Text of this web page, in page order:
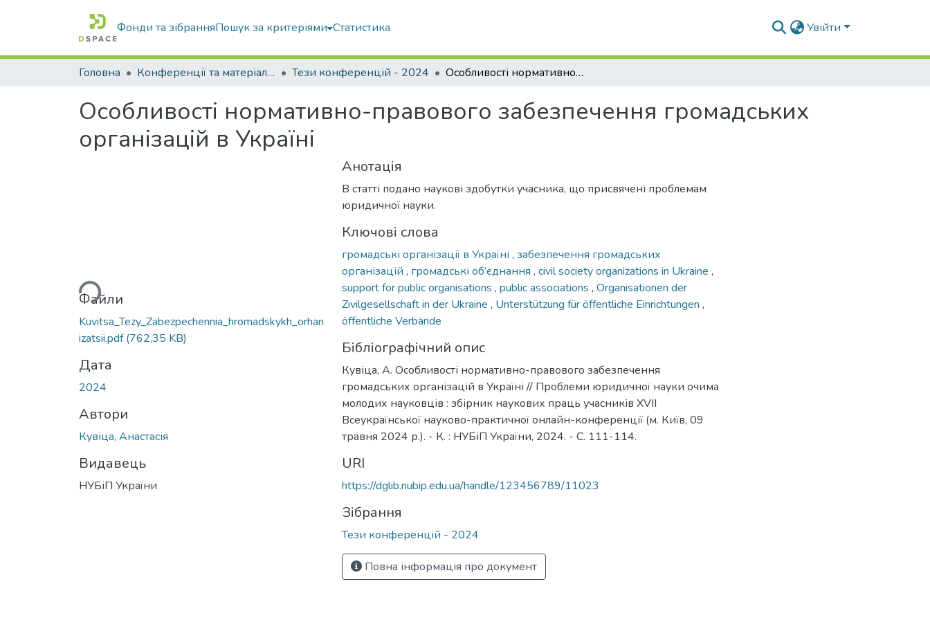
Фонди та зібранняПошук за критеріями Статистика Увійти
Головна Конференції та матеріали конференцій Тези конференцій - 2024 Особливості нормативно-правового забезпечення громадських організацій в Україні
Особливості нормативно-правового забезпечення громадських
організацій в Україні
Вантажиться...
Файли
Kuvitsa_Tezy_Zabezpechennia_hromadskykh_orhan
izatsii.pdf(762,35 KB)
Дата
2024
Автори
Кувіца, Анастасія
Видавець
НУБіП України
Анотація
В статті подано наукові здобутки учасника, що присвячені проблемам
юридичної науки.
Ключові слова
громадські організації в Україні , забезпечення громадських
організацій , громадські об’єднання , civil society organizations in Ukraine ,
support for public organisations , public associations , Organisationen der
Zivilgesellschaft in der Ukraine , Unterstützung für öffentliche Einrichtungen ,
öffentliche Verbände
Бібліографічний опис
Кувіца, А. Особливості нормативно-правового забезпечення
громадських організацій в Україні // Проблеми юридичної науки очима
молодих науковців : збірник наукових праць учасників ХVІI
Всеукраїнської науково-практичної онлайн-конференції (м. Київ, 09
травня 2024 р.). - К. : НУБіП України, 2024. - С. 111-114.
URI
https://dglib.nubip.edu.ua/handle/123456789/11023
Зібрання
Тези конференцій - 2024
Повна інформація про документ